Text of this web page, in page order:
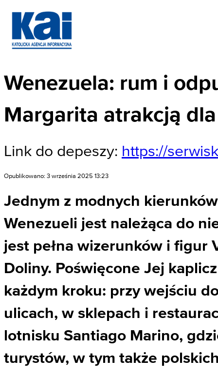
Wenezuela: rum i
Margarita atrakcją
Link do depeszy: https://
Opublikowano: 3 września 2025 13:23
Jednym z modnych
Wenezueli jest należąca do
jest pełna wizerunków i figur
Doliny. Poświęcone Jej
każdym kroku: przy wejściu
ulicach, w sklepach i
lotnisku Santiago Marino,
turystów, w tym także